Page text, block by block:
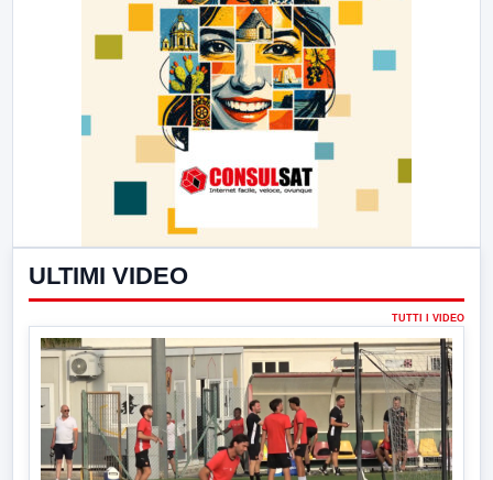
ULTIMI VIDEO
TUTTI I VIDEO